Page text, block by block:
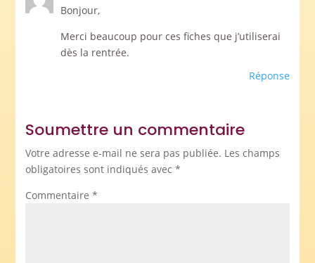
Bonjour,
Merci beaucoup pour ces fiches que j’utiliserai
dès la rentrée.
Réponse
Soumettre un commentaire
Votre adresse e-mail ne sera pas publiée. Les champs
obligatoires sont indiqués avec *
Commentaire *